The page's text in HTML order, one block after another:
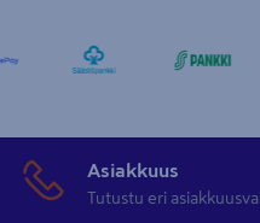
Asiakkuus
Tutustu eri